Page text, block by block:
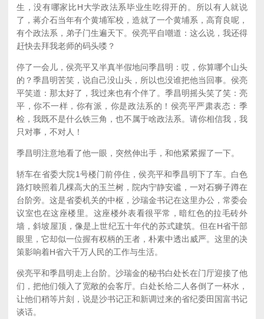
生，没有哪家比H大学政法系毕业生吃得开的。所以有人就说
了，蒋介石当年有个黄埔军校，造就了一个黄埔系，高育良呢，
有个政法系，弟子门生遍天下。侯亮平自嘲道：这么说，我还得
赶快去拜我老师的码头喽？
停了一会儿，侯亮平又半真半假地问季昌明：哎，你算哪个山头
的？季昌明苦笑，说自己没山头，所以也没谁把他当回事。侯亮
平笑道：那太好了，我过来也有个伴了。季昌明摇头笑了笑：亮
平，你不一样，你有派，你是政法系的！侯亮平严肃表态：季
检，我既不是什么铁三角，也不属于啥政法系。请你相信我，我
只对事，不对人！
季昌明注意地看了他一眼，突然伸出手，和他紧紧握了一下。
轿车在省委大院1号楼门前停住，侯亮平和季昌明下了车。白色
路灯映照着几棵高大的玉兰树，院内宁静安谧，一对石狮子蹲在
台阶旁。这是省委机关的中枢，沙瑞金书记在这里办公，常委会
议室也在这座楼里。这座楼外表看很平常，暗红色的拉毛砖外
墙，斜坡屋顶，像是上世纪五十年代的苏式建筑。但在H省干部
眼里，它却似一位握有权柄的王者，朴素中透出威严。这里的决
策影响着H省六千万人民的工作与生活。
侯亮平和季昌明走上台阶。沙瑞金的秘书白处长在门厅迎接了他
们，把他们领入了宽敞的会客厅。白处长给二人各倒了一杯水，
让他们稍等片刻，说是沙书记正和新调过来的省纪委田国富书记
谈话。